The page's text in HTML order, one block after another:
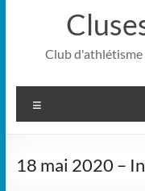
Club d'athlétisme
18 mai 2020 –